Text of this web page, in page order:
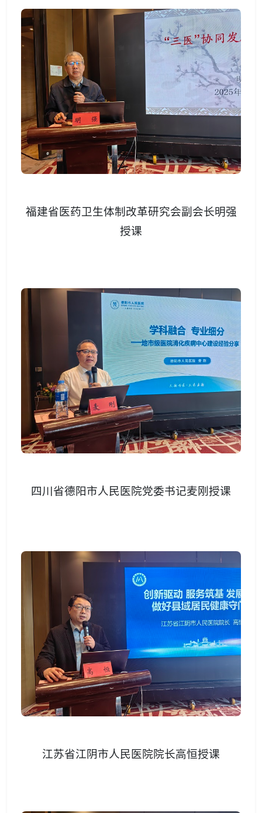
福建省医药卫生体制改革研究会副会长明强
授课
四川省德阳市人民医院党委书记麦刚授课
江苏省江阴市人民医院院长高恒授课